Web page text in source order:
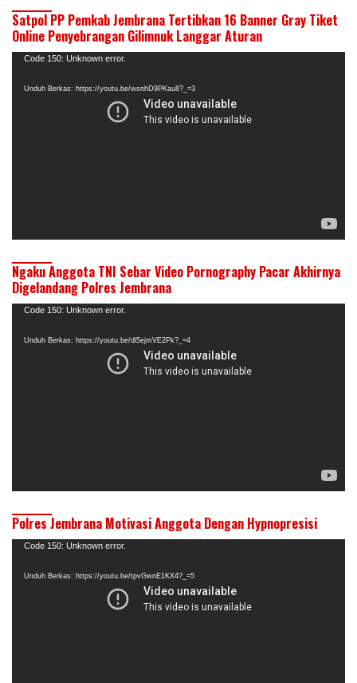
Satpol PP Pemkab Jembrana Tertibkan 16 Banner Gray Tiket
Online Penyebrangan Gilimnuk Langgar Aturan
Pemutar
Code 150: Unknown error.
Unduh Berkas: https://youtu.be/wsnhD9PKau8?_=3
Ngaku Anggota TNI Sebar Video Pornography Pacar Akhirnya
Digelandang Polres Jembrana
Pemutar
Code 150: Unknown error.
Unduh Berkas: https://youtu.be/dl5ejmVE2Pk?_=4
Polres Jembrana Motivasi Anggota Dengan Hypnopresisi
Pemutar
Code 150: Unknown error.
Unduh Berkas: https://youtu.be/tpvGwnE1KX4?_=5